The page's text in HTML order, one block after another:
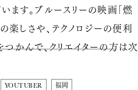
YOUTUBER 福岡
ます。ブルースリーの映画「燃
楽しさや、テクノロジーの便利
つかんで、クリエイターの方は次